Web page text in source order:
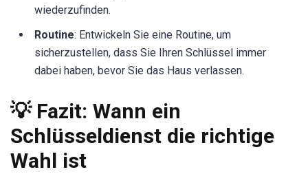
wiederzufinden.
Routine: Entwickeln Sie eine Routine, um
sicherzustellen, dass Sie Ihren Schlüssel immer
dabei haben, bevor Sie das Haus verlassen.
💡 Fazit: Wann ein
Schlüsseldienst die richtige
Wahl ist